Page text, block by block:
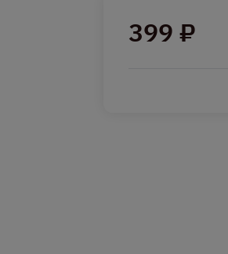
399 ₽